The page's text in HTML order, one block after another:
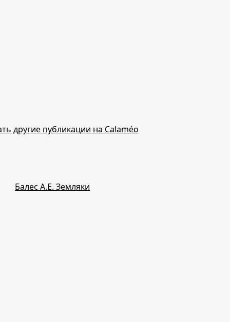
другие публикации на Calaméo
Балес А.Е. Земляки